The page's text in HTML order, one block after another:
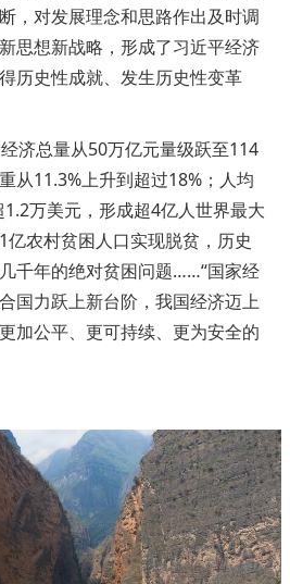
，对发展理念和思路作出及时调
思想新战略，形成了习近平经济
历史性成就、发生历史性变革
总量从50万亿元量级跃至114
从11.3%上升到超过18%；人均
万美元，形成超4亿人世界最大
农村贫困人口实现脱贫，历史
千年的绝对贫困问题……“国家经
国力跃上新台阶，我国经济迈上
加公平、更可持续、更为安全的